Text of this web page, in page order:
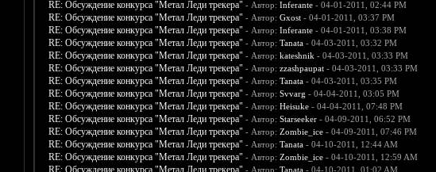
RE: Обсуждение конкурса "Метал Леди трекера" - Автор: Inferante- 04-01-2011, 02:44 PM
RE: Обсуждение конкурса "Метал Леди трекера" - Автор: Gxost- 04-01-2011, 03:37 PM
RE: Обсуждение конкурса "Метал Леди трекера" - Автор: Inferante- 04-01-2011, 03:38 PM
RE: Обсуждение конкурса "Метал Леди трекера" - Автор: Tanata- 04-03-2011, 03:32 PM
RE: Обсуждение конкурса "Метал Леди трекера" - Автор: kateshnik - 04-03-2011, 03:33 PM
RE: Обсуждение конкурса "Метал Леди трекера" - Автор: zzashpaupat- 04-03-2011, 03:33 PM
RE: Обсуждение конкурса "Метал Леди трекера" - Автор: Tanata- 04-03-2011, 03:35 PM
RE: Обсуждение конкурса "Метал Леди трекера" - Автор: Svvarg - 04-04-2011, 03:05 PM
RE: Обсуждение конкурса "Метал Леди трекера" - Автор: Heisuke- 04-04-2011, 07:48 PM
RE: Обсуждение конкурса "Метал Леди трекера" - Автор: Starseeker- 04-09-2011, 06:52 PM
RE: Обсуждение конкурса "Метал Леди трекера" - Автор: Zombie_ice- 04-09-2011, 07:46 PM
RE: Обсуждение конкурса "Метал Леди трекера" - Автор: Tanata- 04-10-2011, 12:44 AM
RE: Обсуждение конкурса "Метал Леди трекера" - Автор: Zombie_ice- 04-10-2011, 12:59 AM
RE: Обсуждение конкурса "Метал Леди трекера" - Автор: Tanata- 04-10-2011, 01:02 AM